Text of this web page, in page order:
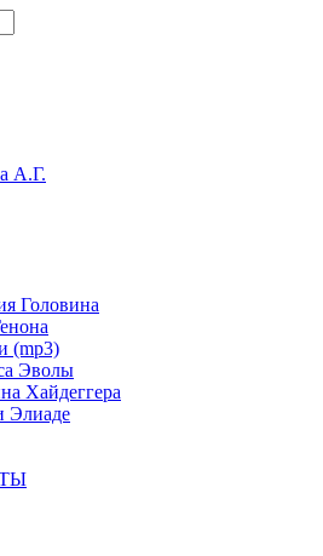
А.Г.
Головина
(mp3)
Эволы
Хайдеггера
Элиаде